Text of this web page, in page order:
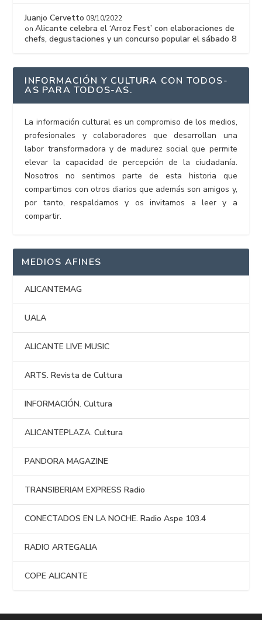
Juanjo Cervetto 09/10/2022
onAlicante celebra el ‘Arroz Fest’ con elaboraciones de
chefs, degustaciones y un concurso popular el sábado 8
INFORMACIÓN Y CULTURA CON TODOS-
AS PARA TODOS-AS.
La información cultural es un compromiso de los medios,
profesionales y colaboradores que desarrollan una
labor transformadora y de madurez social que permite
elevar la capacidad de percepción de la ciudadanía.
Nosotros no sentimos parte de esta historia que
compartimos con otros diarios que además son amigos y,
por tanto, respaldamos y os invitamos a leer y a
compartir.
MEDIOS AFINES
ALICANTEMAG
UALA
ALICANTE LIVE MUSIC
ARTS. Revista de Cultura
INFORMACIÓN. Cultura
ALICANTEPLAZA. Cultura
PANDORA MAGAZINE
TRANSIBERIAM EXPRESS Radio
CONECTADOS EN LA NOCHE. Radio Aspe 103.4
RADIO ARTEGALIA
COPE ALICANTE